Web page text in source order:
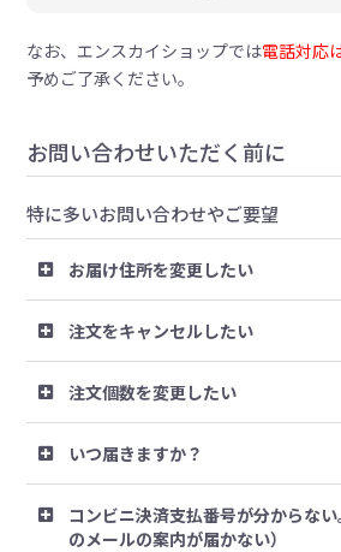
なお、エンスカイショップでは電話対応
予めご了承ください。
お問い合わせいただく前に
特に多いお問い合わせやご要望
お届け住所を変更したい
注文をキャンセルしたい
注文個数を変更したい
いつ届きますか？
コンビニ決済支払番号が分からな
のメールの案内が届かない）